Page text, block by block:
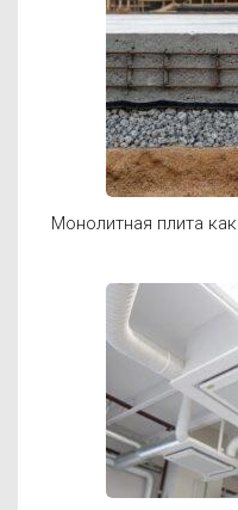
Монолитная плита